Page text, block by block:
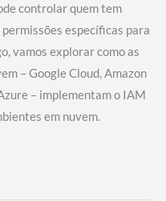
controlar quem tem
específicas para
vamos explorar como as
– Google Cloud, Amazon
– implementam o IAM
em nuvem.